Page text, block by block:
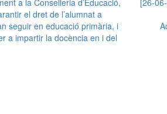
a la Conselleria d’Educació,
el dret de l’alumnat a
seguir en educació primària, i
a impartir la docència en i del
[26-